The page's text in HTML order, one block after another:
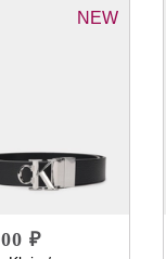
NEW
₽